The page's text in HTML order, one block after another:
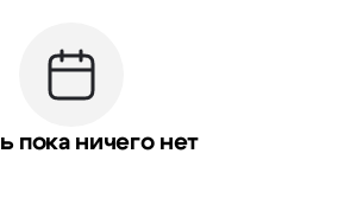
пока ничего нет